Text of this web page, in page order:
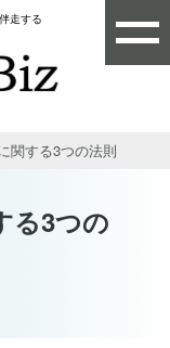
走する
関する3つの法則
る3つの